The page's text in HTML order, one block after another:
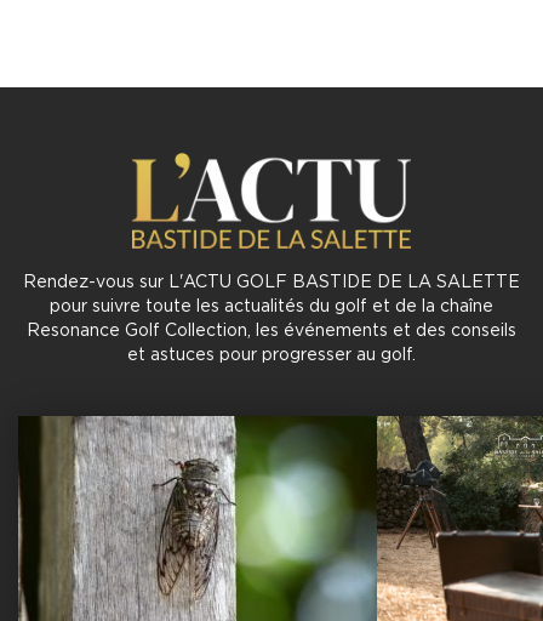
Rendez-vous sur L'ACTU GOLF BASTIDE DE LA SALETTE
pour suivre toute les actualités du golf et de la chaîne
Resonance Golf Collection, les événements et des conseils
et astuces pour progresser au golf.